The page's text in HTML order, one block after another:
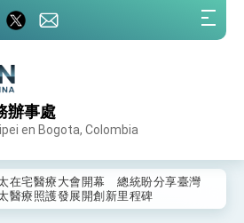
辦事處
en Bogota, Colombia
言論
一步深化台美交流合作
在宅醫療大會開幕 總統盼分享臺灣
醫療照護發展開創新里程碑